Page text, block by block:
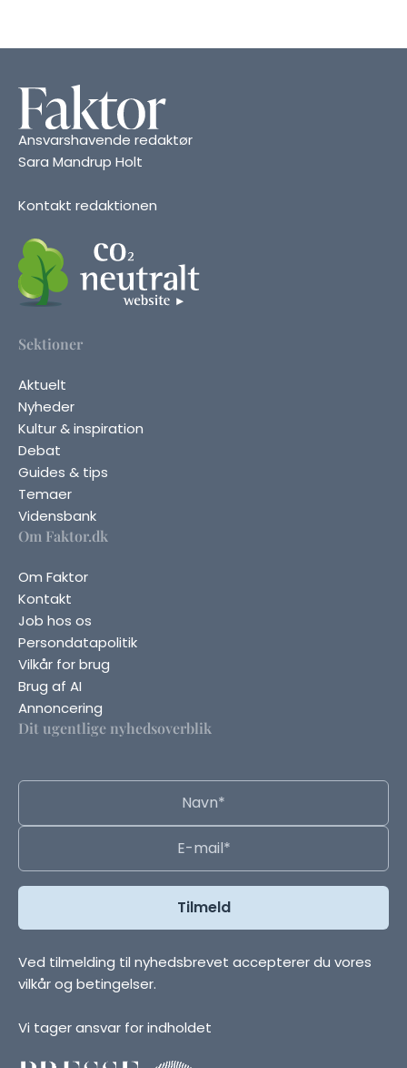
Ansvarshavende redaktør
Sara Mandrup Holt
Kontakt redaktionen
Sektioner
Aktuelt
Nyheder
Kultur & inspiration
Debat
Guides & tips
Temaer
Vidensbank
Om Faktor.dk
Om Faktor
Kontakt
Job hos os
Persondatapolitik
Vilkår for brug
Brug af AI
Annoncering
Dit ugentlige nyhedsoverblik
Ved tilmelding til nyhedsbrevet accepterer du vores
vilkår og betingelser.
Vi tager ansvar for indholdet